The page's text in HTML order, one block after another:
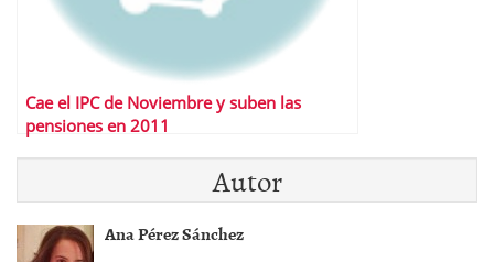
Cae el IPC de Noviembre y suben las
pensiones en 2011
Autor
Ana Pérez Sánchez